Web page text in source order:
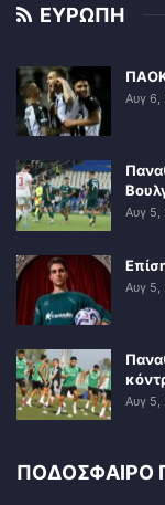
ΕΥΡΩΠΗ
Αυγ 6,
Αυγ 5,
Αυγ 5,
Αυγ 5,
ΠΟΔΟΣΦΑΙΡΟ